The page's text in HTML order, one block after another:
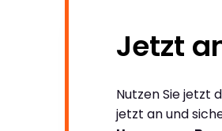
Jetzt
Nutzen Sie jetzt
jetzt an und